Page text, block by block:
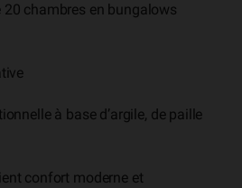
20 chambres en bungalows
à base d’argile, de paille
confort moderne et